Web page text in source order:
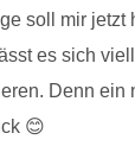
soll mir jetzt
es sich
Denn ein
😊